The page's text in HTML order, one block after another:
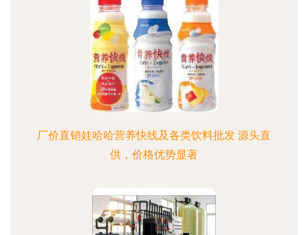
厂价直销娃哈哈营养快线及各类饮料批发 源头直
供，价格优势显著